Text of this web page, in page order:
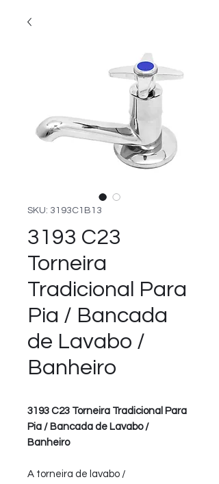
SKU: 3193C1B13
3193 C23
Torneira
Tradicional Para
Pia / Bancada
de Lavabo /
Banheiro
3193 C23 Torneira Tradicional Para
Pia / Bancada de Lavabo /
Banheiro
A torneira de lavabo /